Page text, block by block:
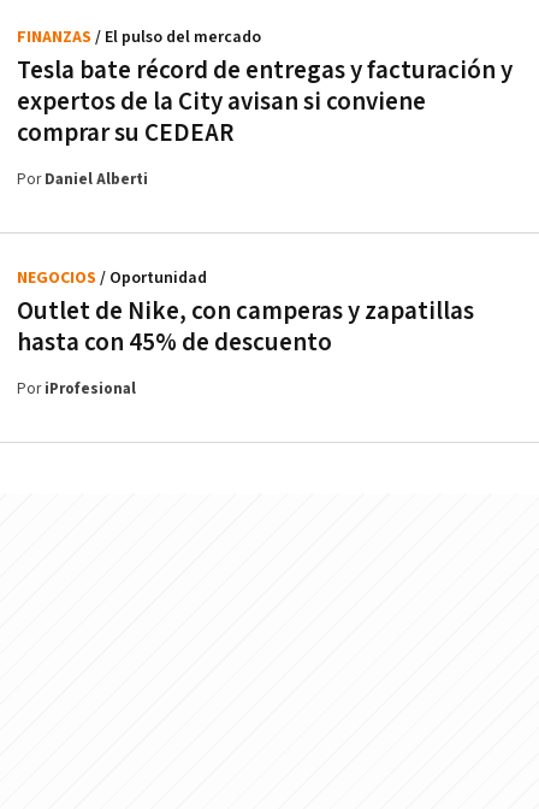
Tesla bate récord de entregas y facturación y
expertos de la City avisan si conviene
comprar su CEDEAR
FINANZAS / El pulso del mercado
PorDaniel Alberti
Outlet de Nike, con camperas y zapatillas
hasta con 45% de descuento
NEGOCIOS / Oportunidad
PoriProfesional